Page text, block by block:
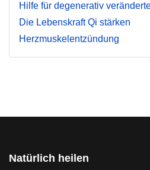
Hilfe für degenerativ
Die Lebenskraft Qi stärken
Herzmuskelentzündung
Natürlich heilen